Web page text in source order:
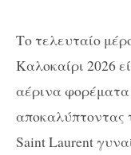
Το τελευταίο
Καλοκαίρι 2026
αέρινα φορέματα
αποκαλύπτοντας
Saint Laurent